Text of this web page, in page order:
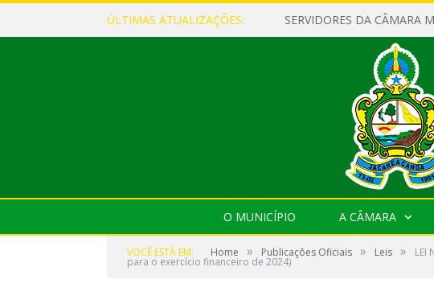
ÚLTIMAS ATUALIZAÇÕES:
O MUNICÍPIO A CÂMARA
VOCÊ ESTÁ EM: Home » Publicações Oficiais » Leis » LEI
para o exercício financeiro de 2024)